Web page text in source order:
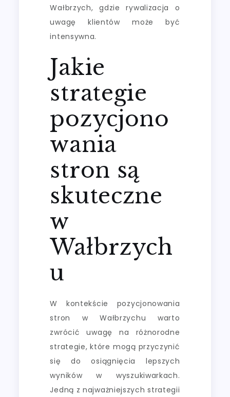
Wałbrzych, gdzie rywalizacja o
uwagę klientów może być
intensywna.
Jakie
strategie
pozycjono
wania
stron są
skuteczne
w
Wałbrzych
u
W kontekście pozycjonowania
stron w Wałbrzychu warto
zwrócić uwagę na różnorodne
strategie, które mogą przyczynić
się do osiągnięcia lepszych
wyników w wyszukiwarkach.
Jedną z najważniejszych strategii